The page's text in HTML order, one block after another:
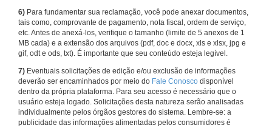
6) Para fundamentar sua reclamação, você pode anexar documentos,
tais como, comprovante de pagamento, nota fiscal, ordem de serviço,
etc. Antes de anexá-los, verifique o tamanho (limite de 5 anexos de 1
MB cada) e a extensão dos arquivos (pdf, doc e docx, xls e xlsx, jpg e
gif, odt e ods, txt). É importante que seu conteúdo esteja legível.
7) Eventuais solicitações de edição e/ou exclusão de informações
deverão ser encaminhados por meio do Fale Conosco disponível
dentro da própria plataforma. Para seu acesso é necessário que o
usuário esteja logado. Solicitações desta natureza serão analisadas
individualmente pelos órgãos gestores do sistema. Lembre-se: a
publicidade das informações alimentadas pelos consumidores é